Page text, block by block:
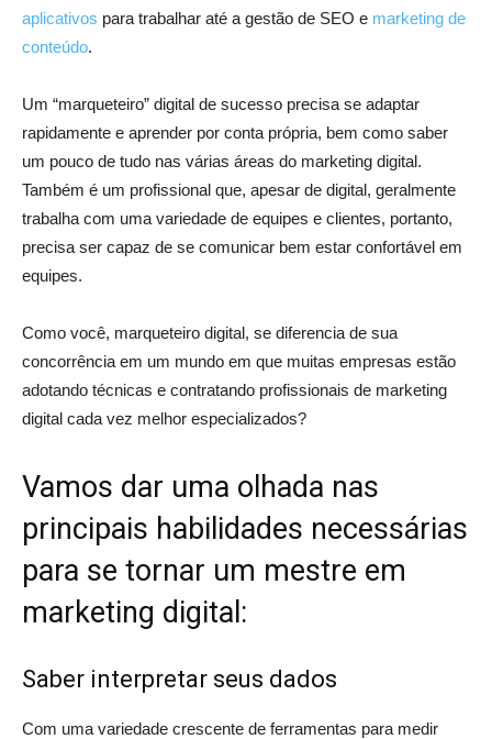
aplicativos para trabalhar até a gestão de SEO e marketing de
conteúdo.
Um “marqueteiro” digital de sucesso precisa se adaptar
rapidamente e aprender por conta própria, bem como saber
um pouco de tudo nas várias áreas do marketing digital.
Também é um profissional que, apesar de digital, geralmente
trabalha com uma variedade de equipes e clientes, portanto,
precisa ser capaz de se comunicar bem estar confortável em
equipes.
Como você, marqueteiro digital, se diferencia de sua
concorrência em um mundo em que muitas empresas estão
adotando técnicas e contratando profissionais de marketing
digital cada vez melhor especializados?
Vamos dar uma olhada nas
principais habilidades necessárias
para se tornar um mestre em
marketing digital:
Saber interpretar seus dados
Com uma variedade crescente de ferramentas para medir